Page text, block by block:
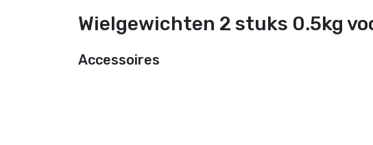
Wielgewichten 2 stuks 0.5kg
Accessoires